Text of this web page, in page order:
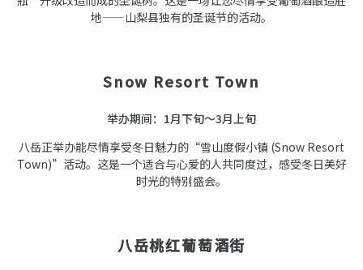
地——山梨县独有的圣诞节的活动。
Snow Resort Town
举办期间：1月下旬～3月上旬
八岳正举办能尽情享受冬日魅力的“雪山度假小镇 (Snow Resort
Town)”活动。这是一个适合与心爱的人共同度过，感受冬日美好
时光的特别盛会。
八岳桃红葡萄酒街